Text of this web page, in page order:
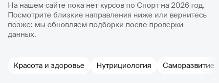
На нашем сайте пока нет курсов по Спорт на 2026 год.
Посмотрите близкие направления ниже или вернитесь
позже: мы обновляем подборки после проверки
данных.
Красота и здоровье Нутрициология Саморазвитие